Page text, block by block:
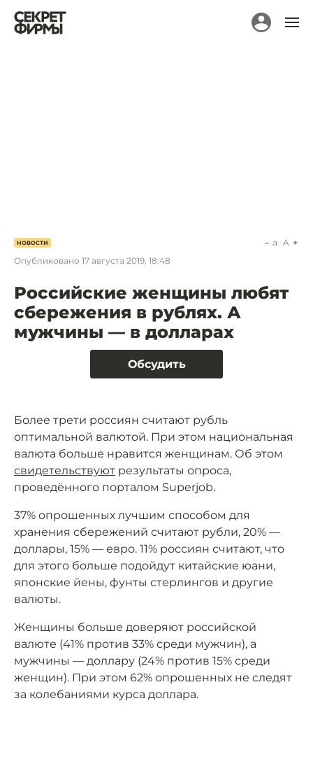
НОВОСТИ
Опубликовано 17 августа 2019, 18:48
a A
Российские женщины любят
сбережения в рублях. А
мужчины — в долларах
Обсудить
Более трети россиян считают рубль
оптимальной валютой. При этом национальная
валюта больше нравится женщинам. Об этом
свидетельствуют результаты опроса,
проведённого порталом Superjob.
37% опрошенных лучшим способом для
хранения сбережений считают рубли, 20% —
доллары, 15% — евро. 11% россиян считают, что
для этого больше подойдут китайские юани,
японские йены, фунты стерлингов и другие
валюты.
Женщины больше доверяют российской
валюте (41% против 33% среди мужчин), а
мужчины — доллару (24% против 15% среди
женщин). При этом 62% опрошенных не следят
за колебаниями курса доллара.